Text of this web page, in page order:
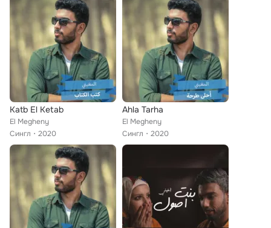
Katb El Ketab
El Megheny
Сингл
2020
Ahla Tarha
El Megheny
Сингл
2020